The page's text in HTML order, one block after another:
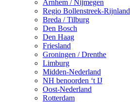
Arnhem / Nijmegen
Regio Bollenstreek-Rijnland
Breda / Tilburg
Den Bosch
Den Haag
Friesland
Groningen / Drenthe
Limburg
Midden-Nederland
NH benoorden ‘t IJ
Oost-Nederland
Rotterdam